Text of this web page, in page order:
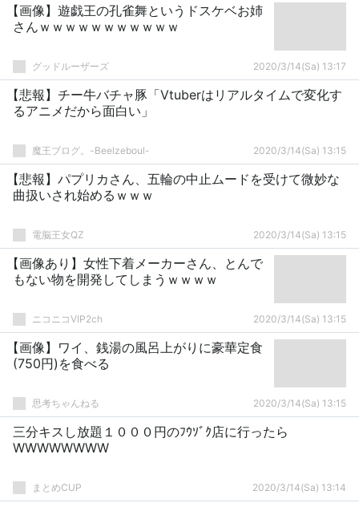
【画像】遊戯王の孔雀舞というドスケベお姉
さんｗｗｗｗｗｗｗｗｗｗｗ
グッドルーザーズ 2020/3/14(Sa) 13:17
【悲報】チー牛バチャ豚「Vtuberはリアルタイムで変化す
るアニメだから面白い」
魔王ブログ。-Beelzeboul- 2020/3/14(Sa) 13:15
【悲報】パプリカさん、五輪の中止ムードを受けて微妙な
曲扱いされ始めるｗｗｗ
電脳王女QZ 2020/3/14(Sa) 13:15
【画像あり】女性下着メーカーさん、とんで
もない物を開発してしまうｗｗｗｗ
ニコニコVIP2ch 2020/3/14(Sa) 13:15
【画像】ワイ、銭湯の風呂上がりに豪華定食
(750円)を食べる
思考ちゃんねる 2020/3/14(Sa) 13:15
三分キスし放題１０００円のﾌｳｿﾞｸ店に行ったら
WWWWWWWW
まとめCUP 2020/3/14(Sa) 13:14